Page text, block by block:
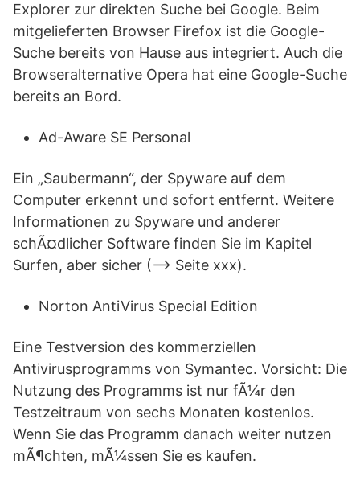
Explorer zur direkten Suche bei Google. Beim
mitgelieferten Browser Firefox ist die Google-
Suche bereits von Hause aus integriert. Auch die
Browseralternative Opera hat eine Google-Suche
bereits an Bord.
Ad-Aware SE Personal
Ein „Saubermann“, der Spyware auf dem
Computer erkennt und sofort entfernt. Weitere
Informationen zu Spyware und anderer
schÃ¤dlicher Software finden Sie im Kapitel
Surfen, aber sicher (–> Seite xxx).
Norton AntiVirus Special Edition
Eine Testversion des kommerziellen
Antivirusprogramms von Symantec. Vorsicht: Die
Nutzung des Programms ist nur fÃ¼r den
Testzeitraum von sechs Monaten kostenlos.
Wenn Sie das Programm danach weiter nutzen
mÃ¶chten, mÃ¼ssen Sie es kaufen.